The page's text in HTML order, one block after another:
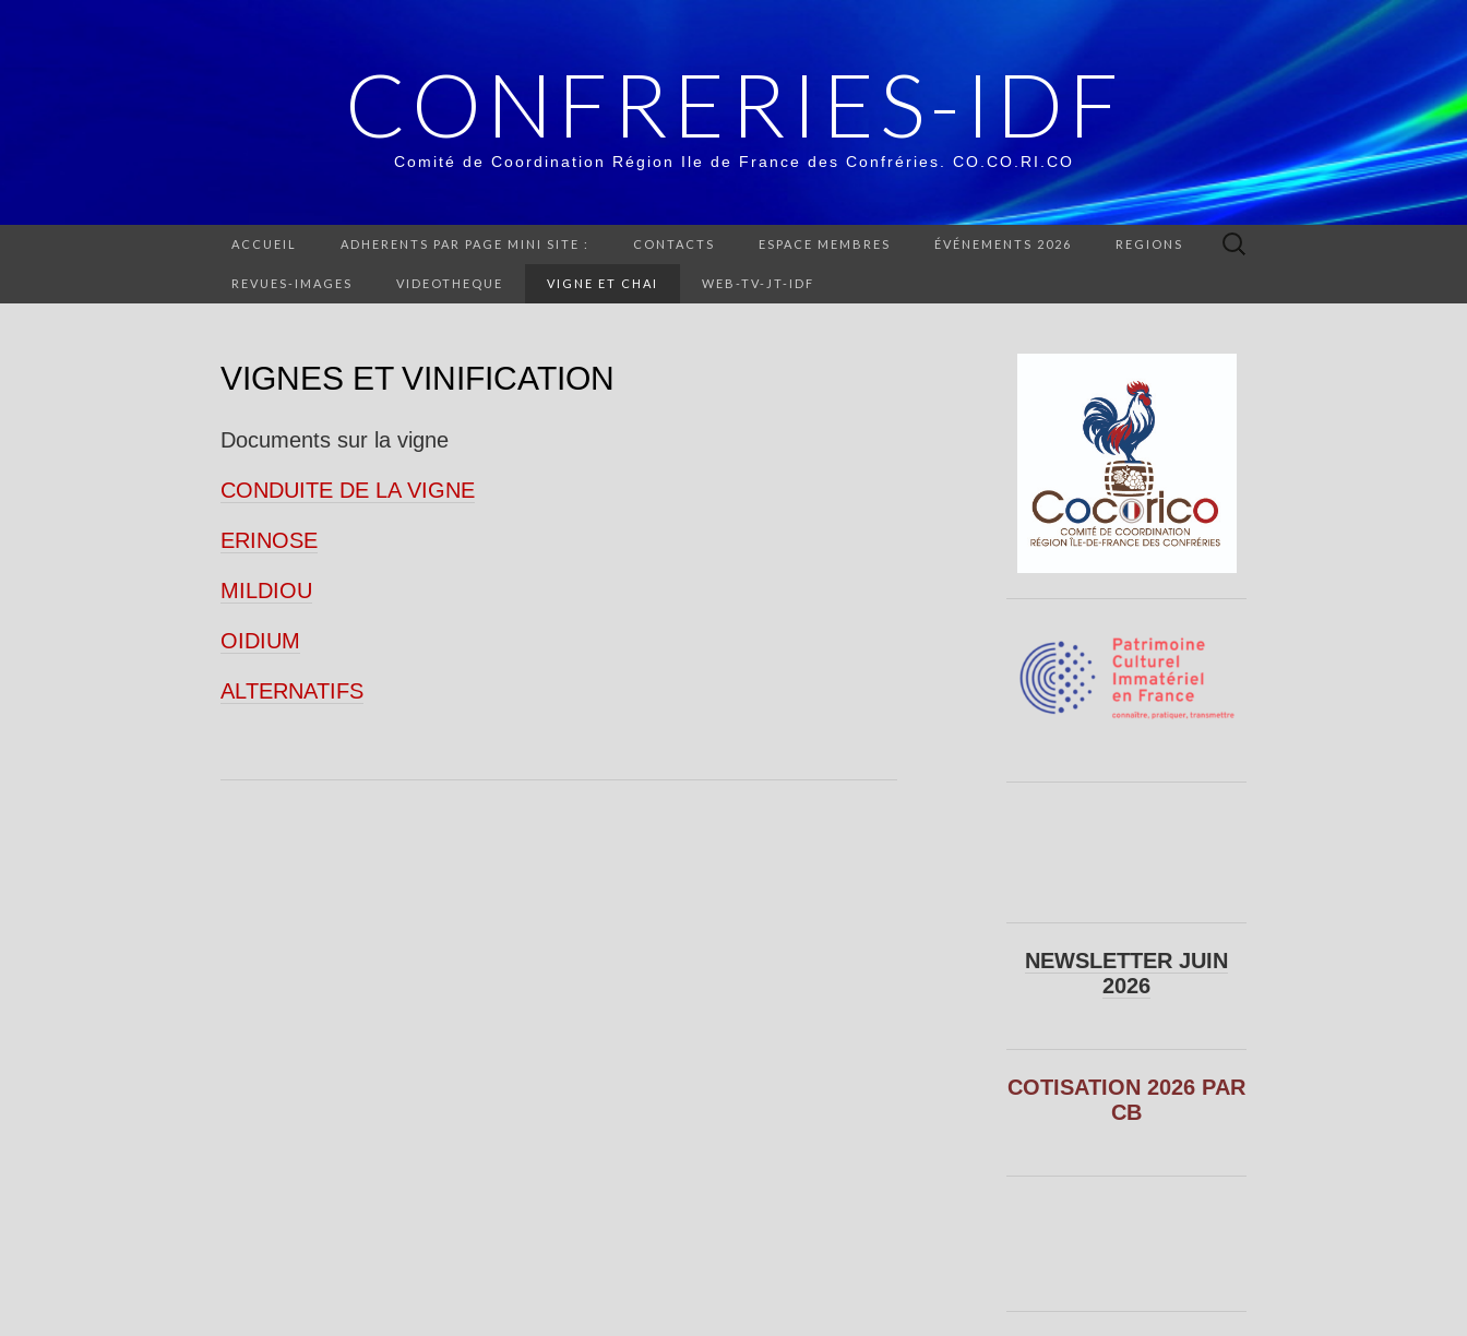
CONFRERIES-IDF
Comité de Coordination Région Ile de France des Confréries. CO.CO.RI.CO
ACCUEIL ADHERENTS PAR PAGE MINI SITE : CONTACTS ESPACE MEMBRES ÉVÉNEMENTS 2026 REGIONS
REVUES-IMAGES VIDEOTHEQUE VIGNE ET CHAI WEB-TV-JT-IDF
Rechercher :
VIGNES ET VINIFICATION
Documents sur la vigne
CONDUITE DE LA VIGNE
ERINOSE
MILDIOU
OIDIUM
ALTERNATIFS
NEWSLETTER JUIN
2026
COTISATION 2026 PAR
CB